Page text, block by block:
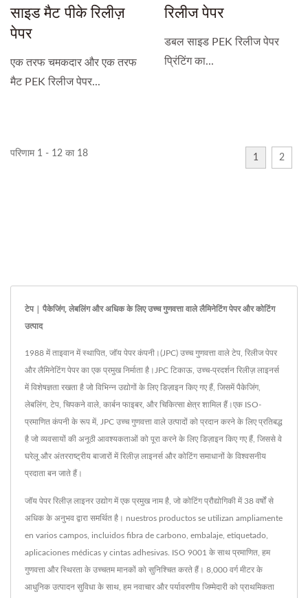
साइड मैट पीके रिलीज़
पेपर
एक तरफ चमकदार और एक तरफ
मैट PEK रिलीज पेपर...
रिलीज पेपर
डबल साइड PEK रिलीज पेपर
प्रिंटिंग का...
परिणाम 1 - 12 का 18 1 2
टेप | पैकेजिंग, लेबलिंग और अधिक के लिए उच्च गुणवत्ता वाले लैमिनेटिंग पेपर और कोटिंग
उत्पाद
1988 में ताइवान में स्थापित, जॉय पेपर कंपनी।(JPC) उच्च गुणवत्ता वाले टेप, रिलीज पेपर
और लैमिनेटिंग पेपर का एक प्रमुख निर्माता है।JPC टिकाऊ, उच्च-प्रदर्शन रिलीज़ लाइनर्स
में विशेषज्ञता रखता है जो विभिन्न उद्योगों के लिए डिज़ाइन किए गए हैं, जिसमें पैकेजिंग,
लेबलिंग, टेप, चिपकने वाले, कार्बन फाइबर, और चिकित्सा क्षेत्र शामिल हैं।एक ISO-
प्रमाणित कंपनी के रूप में, JPC उच्च गुणवत्ता वाले उत्पादों को प्रदान करने के लिए प्रतिबद्ध
है जो व्यवसायों की अनूठी आवश्यकताओं को पूरा करने के लिए डिज़ाइन किए गए हैं, जिससे वे
घरेलू और अंतरराष्ट्रीय बाजारों में रिलीज़ लाइनर्स और कोटिंग समाधानों के विश्वसनीय
प्रदाता बन जाते हैं।
जॉय पेपर रिलीज़ लाइनर उद्योग में एक प्रमुख नाम है, जो कोटिंग प्रौद्योगिकी में 38 वर्षों से
अधिक के अनुभव द्वारा समर्थित है। nuestros productos se utilizan ampliamente
en varios campos, incluidos fibra de carbono, embalaje, etiquetado,
aplicaciones médicas y cintas adhesivas. ISO 9001 के साथ प्रमाणित, हम
गुणवत्ता और स्थिरता के उच्चतम मानकों को सुनिश्चित करते हैं। 8,000 वर्ग मीटर के
आधुनिक उत्पादन सुविधा के साथ, हम नवाचार और पर्यावरणीय जिम्मेदारी को प्राथमिकता